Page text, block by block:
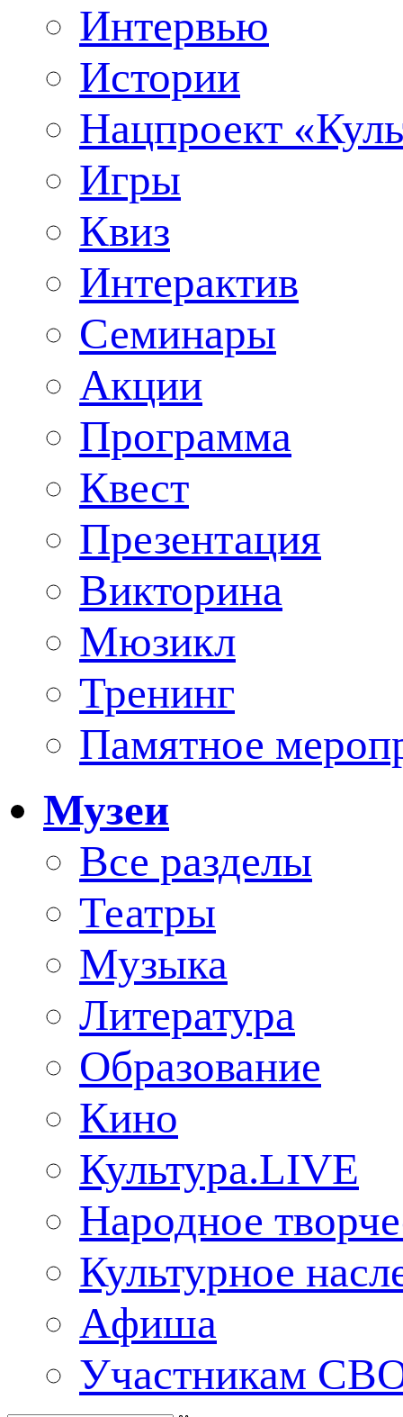
Интервью
Истории
Нацпроект
Игры
Квиз
Интерактив
Семинары
Акции
Программа
Квест
Презентация
Викторина
Мюзикл
Тренинг
Памятное
Музеи
Все разделы
Театры
Музыка
Литература
Образование
Кино
Культура.LIVE
Народное
Культурное
Aфиша
Участникам